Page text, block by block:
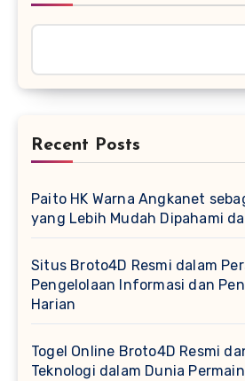
Recent Posts
Paito HK Warna Angkanet
yang Lebih Mudah Dipahami
Situs Broto4D Resmi dalam
Pengelolaan Informasi dan
Harian
Togel Online Broto4D Resmi
Teknologi dalam Dunia